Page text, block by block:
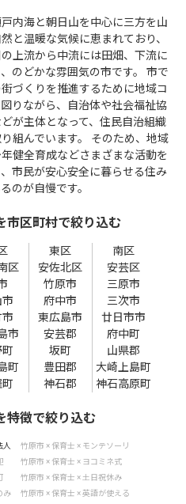
内海と朝日山を中心に三方を山
と温暖な気候に恵まれており、
上流から中流には田畑、下流に
のどかな雰囲気の市です。 市で
づくりを推進するために地域コ
りながら、自治体や社会福祉協
が主体となって、住民自治組織
組んでいます。 そのため、地域
健全育成などさまざまな活動を
市民が安心安全に暮らせる住み
のが自慢です。
市区町村で絞り込む
東区
南区
区 安佐北区
安芸区
竹原市
三原市
府中市
三次市
東広島市
廿日市市
市 安芸郡
府中町
坂町
山県郡
町 豊田郡
大崎上島町
神石郡 神石高原町
特徴で絞り込む
人
竹原市 × 保育士 × モンテソーリ
竹原市 × 保育士 × ヨコミネ式
竹原市 × 保育士 × 土日祝休み
み
竹原市 × 保育士 × 英語が使える